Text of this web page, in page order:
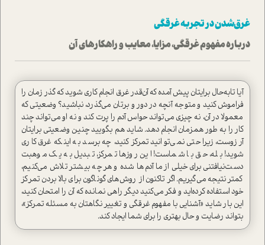
غرق‌شدن در تجربه غرقگی
درباره مفهوم غرقگی، مزایا، معایب و راهکارهای آن
آیا تابه‌حال برایتان پیش آمده که آن‌قدر غرق انجام کاری شوید که گذر زمان را
فراموش کنید و متوجه آنچه در دور و برتان می‌گذرد، نباشید؟ وضعیتی که
معمولا در آن، نه چیزی می‌تواند حواس آدم را پرت کند و نه او می‌تواند چند
کار را به طور همزمان انجام ‌دهد. شاید هم بگویید چنین وضعیتی برایتان
آرزوست، زیرا حتی نمی‌توانید تمرکز کنید، چه برسد به اینکه غرق کاری
شوید! بله، حق با شماست! این روزها تمرکز، تبدیل به یک موهبت
دست‌نیافتنی برای خیلی از ما آدم‌ها شده و هر چه بیشتر تلاش می‌کنیم،
کمتر نتیجه می‌گیریم. اگر تاکنون از روش‌های گوناگون برای بالا بردن تمرکز
خود استفاده کرده‌اید و فکر می‌کنید دیگر راهی نمانده که آن را امتحان کنید،
این بار شاید «آشنایی با مفهوم غرقگی و تغییر نگاهتان به مسئله تمرکز»،
بتواند رضایت و حال بهتری را برای شما ایجاد کند.